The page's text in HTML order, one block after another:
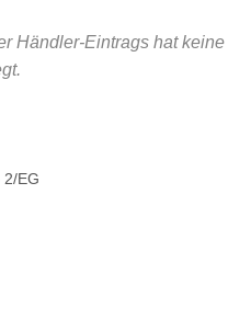
Händler-Eintrags hat keine
2/EG